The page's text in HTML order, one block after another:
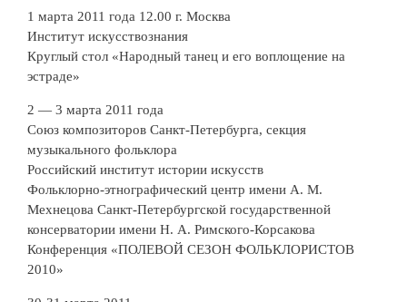
1 марта 2011 года 12.00 г. Москва
Институт искусствознания
Круглый стол «Народный танец и его воплощение на
эстраде»
2 — 3 марта 2011 года
Союз композиторов Санкт-Петербурга, секция
музыкального фольклора
Российский институт истории искусств
Фольклорно-этнографический центр имени А. М.
Мехнецова Санкт-Петербургской государственной
консерватории имени Н. А. Римского-Корсакова
Конференция «ПОЛЕВОЙ СЕЗОН ФОЛЬКЛОРИСТОВ
2010»